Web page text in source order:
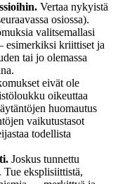
Vertaa nykyistä
osiossa).
valitsemallasi
esimerkiksi kriittiset ja
tai jo olemassa
eivät ole
oikeuttaa
huomautus
vaikutustasot
todellista
Joskus tunnettu
Tue eksplisiittistä,